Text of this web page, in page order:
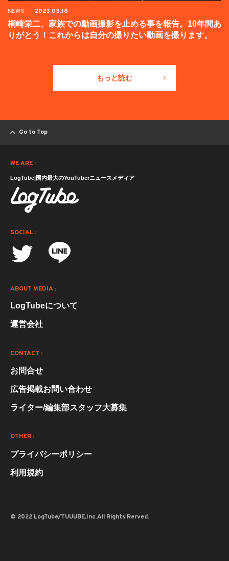
NEWS 2023.03.18
桐崎栄二、家族での動画撮影を止める事を報告。10年間あ
りがとう！これからは自分の撮りたい動画を撮ります。
もっと読む
Go to Top
WE ARE :
LogTube|国内最大のYouTuberニュースメディア
SOCIAL :
ABOUT MEDIA :
LogTubeについて
運営会社
CONTACT :
お問合せ
広告掲載お問い合わせ
ライター/編集部スタッフ大募集
OTHER :
プライバシーポリシー
利用規約
© 2022 LogTube/TUUUBE,Inc.All Rights Rerved.